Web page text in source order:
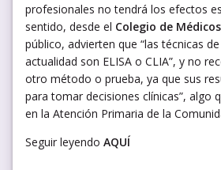
profesionales no tendrá los efectos
sentido, desde el Colegio de Médicos
público, advierten que “las técnicas
actualidad son ELISA o CLIA”, y no
otro método o prueba, ya que sus
para tomar decisiones clínicas”, algo
en la Atención Primaria de la
Seguir leyendo AQUÍ